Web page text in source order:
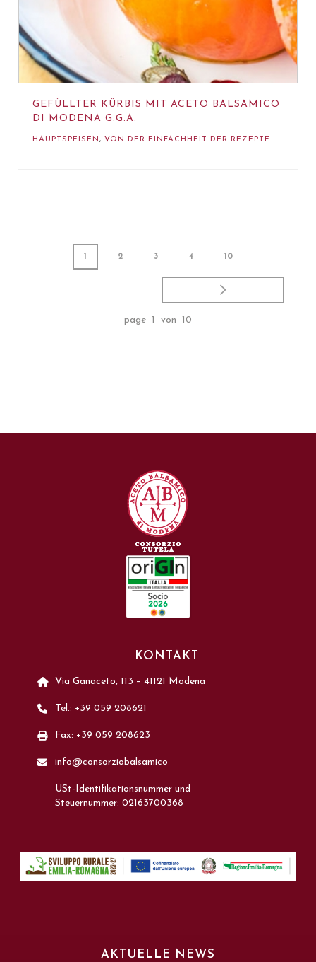
GEFÜLLTER KÜRBIS MIT ACETO BALSAMICO
DI MODENA G.G.A.
HAUPTSPEISEN, VON DER EINFACHHEIT DER REZEPTE
1 2 3 4 10
page 1 von 10
KONTAKT
Via Ganaceto, 113 – 41121 Modena
Tel.: +39 059 208621
Fax: +39 059 208623
info@consorziobalsamico
USt-Identifikationsnummer und
Steuernummer: 02163700368
AKTUELLE NEWS